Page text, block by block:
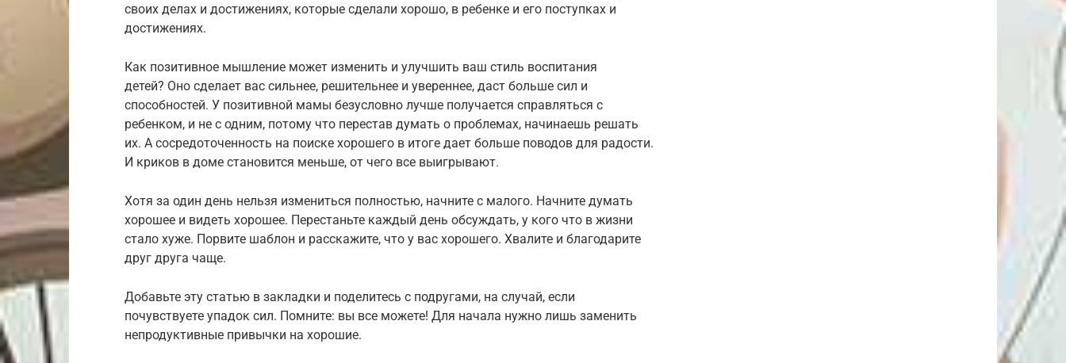
своих делах и достижениях, которые сделали хорошо, в ребенке и его поступках и
достижениях.
Как позитивное мышление может изменить и улучшить ваш стиль воспитания
детей? Оно сделает вас сильнее, решительнее и увереннее, даст больше сил и
способностей. У позитивной мамы безусловно лучше получается справляться с
ребенком, и не с одним, потому что перестав думать о проблемах, начинаешь решать
их. А сосредоточенность на поиске хорошего в итоге дает больше поводов для радости.
И криков в доме становится меньше, от чего все выигрывают.
Хотя за один день нельзя измениться полностью, начните с малого. Начните думать
хорошее и видеть хорошее. Перестаньте каждый день обсуждать, у кого что в жизни
стало хуже. Порвите шаблон и расскажите, что у вас хорошего. Хвалите и благодарите
друг друга чаще.
Добавьте эту статью в закладки и поделитесь с подругами, на случай, если
почувствуете упадок сил. Помните: вы все можете! Для начала нужно лишь заменить
непродуктивные привычки на хорошие.